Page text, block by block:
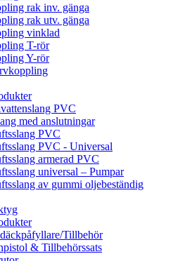
rak inv. gänga
rak utv. gänga
vinklad
T-rör
Y-rör
PVC
med anslutningar
PVC
PVC - Universal
armerad PVC
universal – Pumpar
av gummi oljebeständig
Tillbehör
& Tillbehörssats